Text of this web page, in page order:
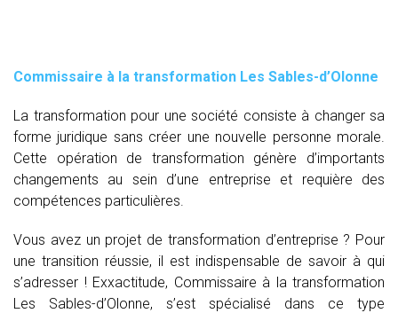
Commissaire à la transformation Les Sables-d’Olonne
La transformation pour une société consiste à changer sa
forme juridique sans créer une nouvelle personne morale.
Cette opération de transformation génère d’importants
changements au sein d’une entreprise et requière des
compétences particulières.
Vous avez un projet de transformation d’entreprise ? Pour
une transition réussie, il est indispensable de savoir à qui
s’adresser ! Exxactitude, Commissaire à la transformation
Les Sables-d’Olonne, s’est spécialisé dans ce type